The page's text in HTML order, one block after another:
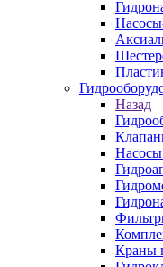
Назад
Краны